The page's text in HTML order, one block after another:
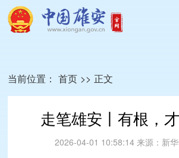
当前位置： 首页 >> 正文
走笔雄安丨有根，
2026-04-01 10:58:14 来源： 新